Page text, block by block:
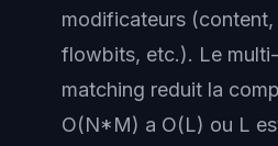
modificateurs
flowbits, etc.). Le
matching reduit la
O(N*M) a O(L) ou L